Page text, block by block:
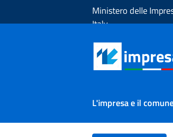
Ministero delle
Italy
L'impresa e il